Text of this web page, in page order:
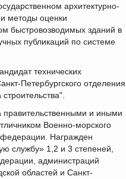
архитектурно-
методы оценки
быстровозводимых зданий в
публикаций по системе
технических
Петербургского отделения
правительственными и иными
Военно-морского
федерации. Награжден
службу» 1,2 и 3 степеней,
администраций
областей и Санкт-